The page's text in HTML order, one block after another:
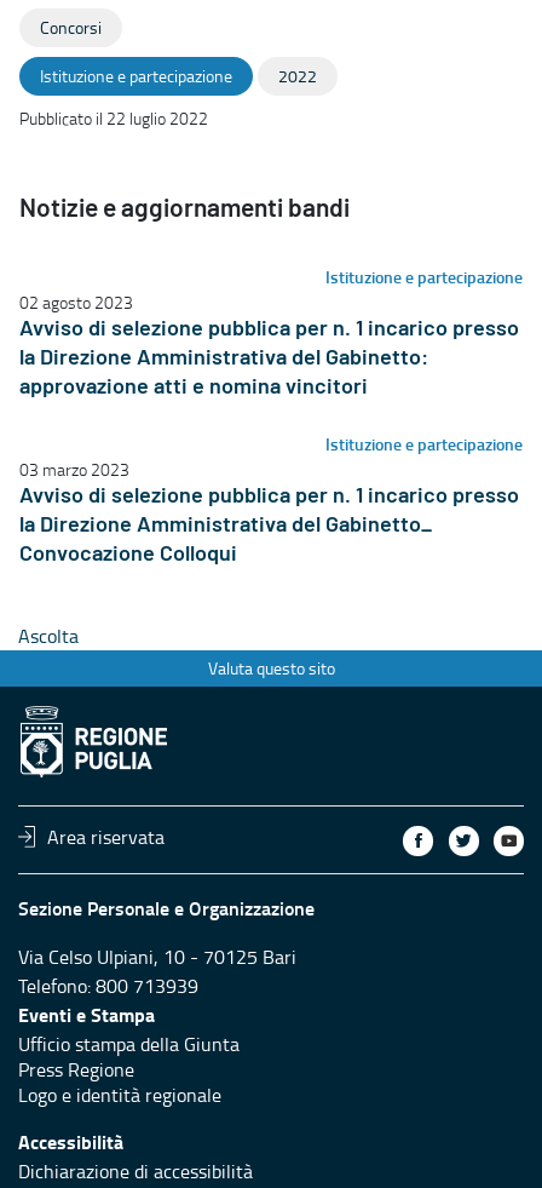
Concorsi
Istituzione e partecipazione
2022
Pubblicato il 22 luglio 2022
Notizie e aggiornamenti bandi
Istituzione e partecipazione
02 agosto 2023
Avviso di selezione pubblica per n. 1 incarico presso
la Direzione Amministrativa del Gabinetto:
approvazione atti e nomina vincitori
Istituzione e partecipazione
03 marzo 2023
Avviso di selezione pubblica per n. 1 incarico presso
la Direzione Amministrativa del Gabinetto_
Convocazione Colloqui
Ascolta
Valuta questo sito
Area riservata
Sezione Personale e Organizzazione
Via Celso Ulpiani, 10 - 70125 Bari
Telefono: 800 713939
Eventi e Stampa
Ufficio stampa della Giunta
Press Regione
Logo e identità regionale
Accessibilità
Dichiarazione di accessibilità